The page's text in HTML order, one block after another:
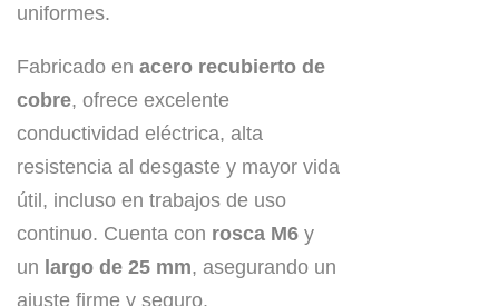
uniformes.
Fabricado en acero recubierto de
cobre, ofrece excelente
conductividad eléctrica, alta
resistencia al desgaste y mayor vida
útil, incluso en trabajos de uso
continuo. Cuenta con rosca M6 y
un largo de 25 mm, asegurando un
ajuste firme y seguro.